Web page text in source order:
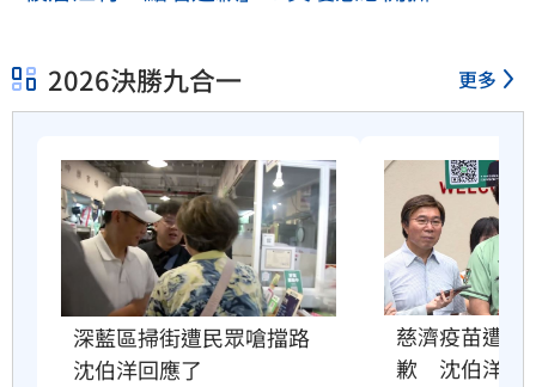
2026決勝九合一 更多
深藍區掃街遭民眾嗆擋路
沈伯洋回應了
慈濟疫苗遭詐
歉　沈伯洋說